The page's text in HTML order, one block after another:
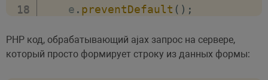
    e
. preventDefault ( ) ;
var $data;
// в зависимости от того какую
PHP код, обрабатывающий ajax запрос на сервере,
который просто формирует строку из данных формы: